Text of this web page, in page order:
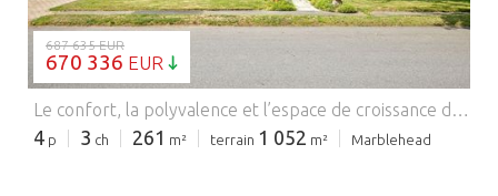
687 635 EUR
670 336 EUR
Le confort, la polyvalence et l’espace de croissance définissent ce ranch accueillant sur un terrain entièrement clôturé d’un quart d’acre avec des jardins aménagés et un vaste jardin plat. Le rez-de-chaussée offre un espace de vie simple avec 3 chambres, une salle de bain complète et 1 408 pieds carrés d’espace de vie. Le niveau inférieur avec sortie au-dessus reflète le niveau principal avec 1 408 pieds carrés supplémentaires et une seconde salle de bain complète, offrant une flexibilité exceptionnelle pour les futurs espaces de vie, incluant une salle familiale, un bureau à domicile, un espace de fitness, un atelier, un espace de loisirs ou une retraite pour les invités. À l’extérieur, la terrasse à trois niveaux avec un sol composite facile d’entretien est parfaite pour recevoir ou se détendre. Un garage attenant pour une voiture et un hangar de rangement ajoutent la commodité quotidienne. Entretenue avec amour et pleine de potentiel, cette maison est prête à être réinventée pour le mode de vie actuel.
4 p 3 ch 261 m² terrain 1 052 m² Marblehead